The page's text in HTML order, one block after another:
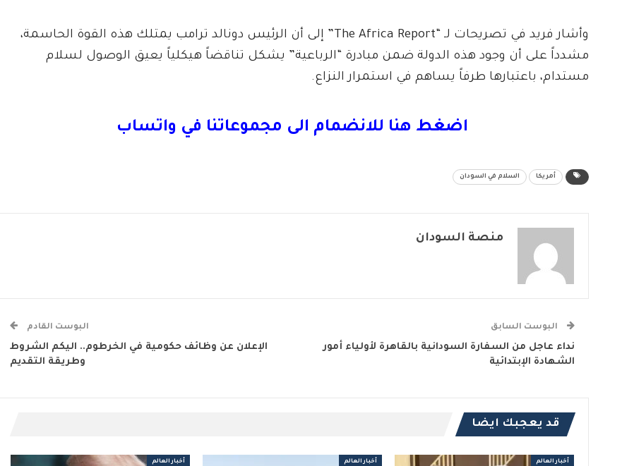
وأشار فريد في تصريحات لـ “The Africa Report” إلى أن الرئيس دونالد ترامب يمتلك هذه القوة الحاسمة،
مشدداً على أن وجود هذه الدولة ضمن مبادرة “الرباعية” يشكل تناقضاً هيكلياً يعيق الوصول لسلام
مستدام، باعتبارها طرفاً يساهم في استمرار النزاع.
اضغط هنا للانضمام الى مجموعاتنا في واتساب
أمريكا السلام في السودان
منصة السودان
البوست السابق
نداء عاجل من السفارة السودانية بالقاهرة لأولياء أمور
الشهادة الإبتدائية
البوست القادم
الإعلان عن وظائف حكومية في الخرطوم.. اليكم الشروط
وطريقة التقديم
قد يعجبك ايضا
أخبار العالم أخبار العالم أخبار العالم